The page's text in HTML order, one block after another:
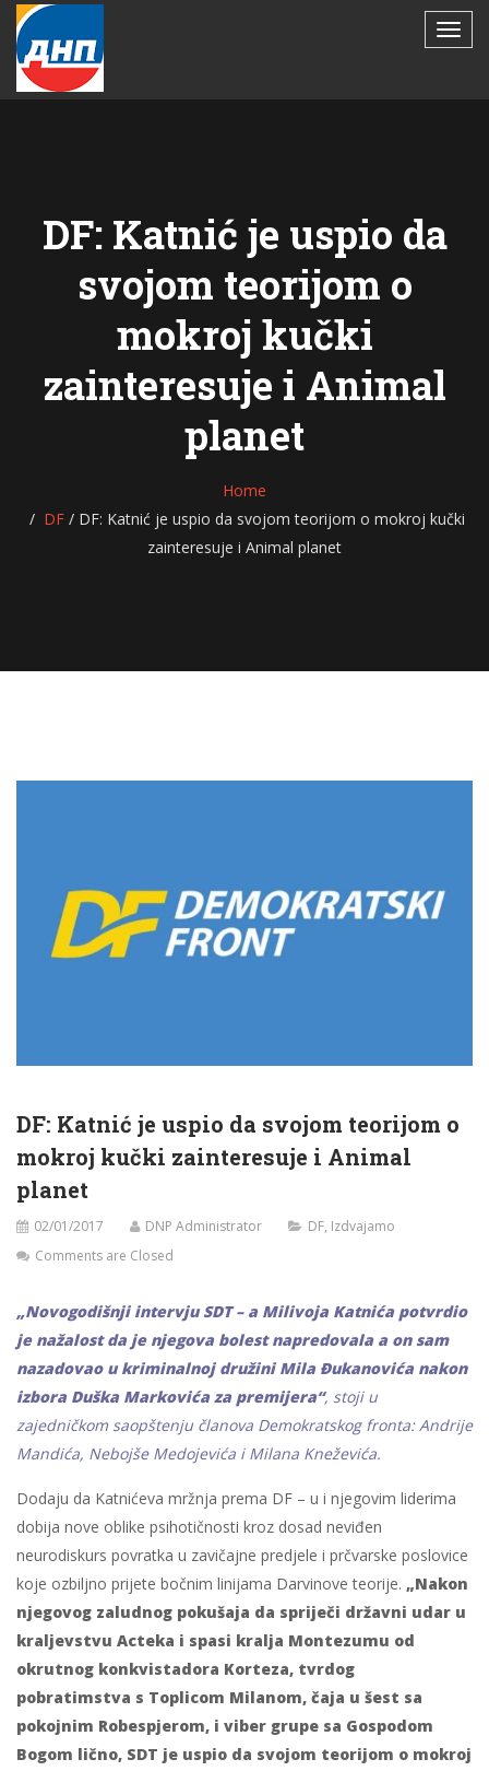
DF: Katnić je uspio da
svojom teorijom o
mokroj kučki
zainteresuje i Animal
planet
Home
DF / DF: Katnić je uspio da svojom teorijom o mokroj kučki
zainteresuje i Animal planet
DF: Katnić je uspio da svojom teorijom o
mokroj kučki zainteresuje i Animal
planet
02/01/2017 DNP Administrator DF, Izdvajamo
Comments are Closed
„Novogodišnji intervju SDT – a Milivoja Katnića potvrdio
je nažalost da je njegova bolest napredovala a on sam
nazadovao u kriminalnoj družini Mila Đukanovića nakon
izbora Duška Markovića za premijera“, stoji u
zajedničkom saopštenju članova Demokratskog fronta: Andrije
Mandića, Nebojše Medojevića i Milana Kneževića.
Dodaju da Katnićeva mržnja prema DF – u i njegovim liderima
dobija nove oblike psihotičnosti kroz dosad neviđen
neurodiskurs povratka u zavičajne predjele i prčvarske poslovice
koje ozbiljno prijete bočnim linijama Darvinove teorije. „Nakon
njegovog zaludnog pokušaja da spriječi državni udar u
kraljevstvu Acteka i spasi kralja Montezumu od
okrutnog konkvistadora Korteza, tvrdog
pobratimstva s Toplicom Milanom, čaja u šest sa
pokojnim Robespjerom, i viber grupe sa Gospodom
Bogom lično, SDT je uspio da svojom teorijom o mokroj